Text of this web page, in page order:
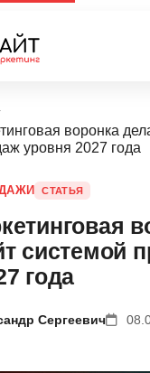
воронка
уровня 2027 года
СТАТЬЯ
системой
года
Сергеевич